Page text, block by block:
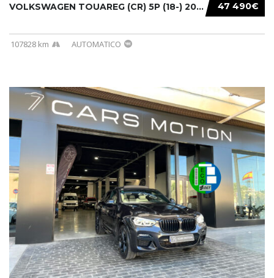
47 490€
VOLKSWAGEN TOUAREG (CR) 5P (18-) 2021...
107828 km AUTOMATICO